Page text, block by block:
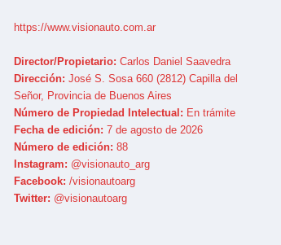
https://www.visionauto.com.ar
Director/Propietario: Carlos Daniel Saavedra
Dirección: José S. Sosa 660 (2812) Capilla del
Señor, Provincia de Buenos Aires
Número de Propiedad Intelectual: En trámite
Fecha de edición: 7 de agosto de 2026
Número de edición: 88
Instagram: @visionauto_arg
Facebook: /visionautoarg
Twitter: @visionautoarg